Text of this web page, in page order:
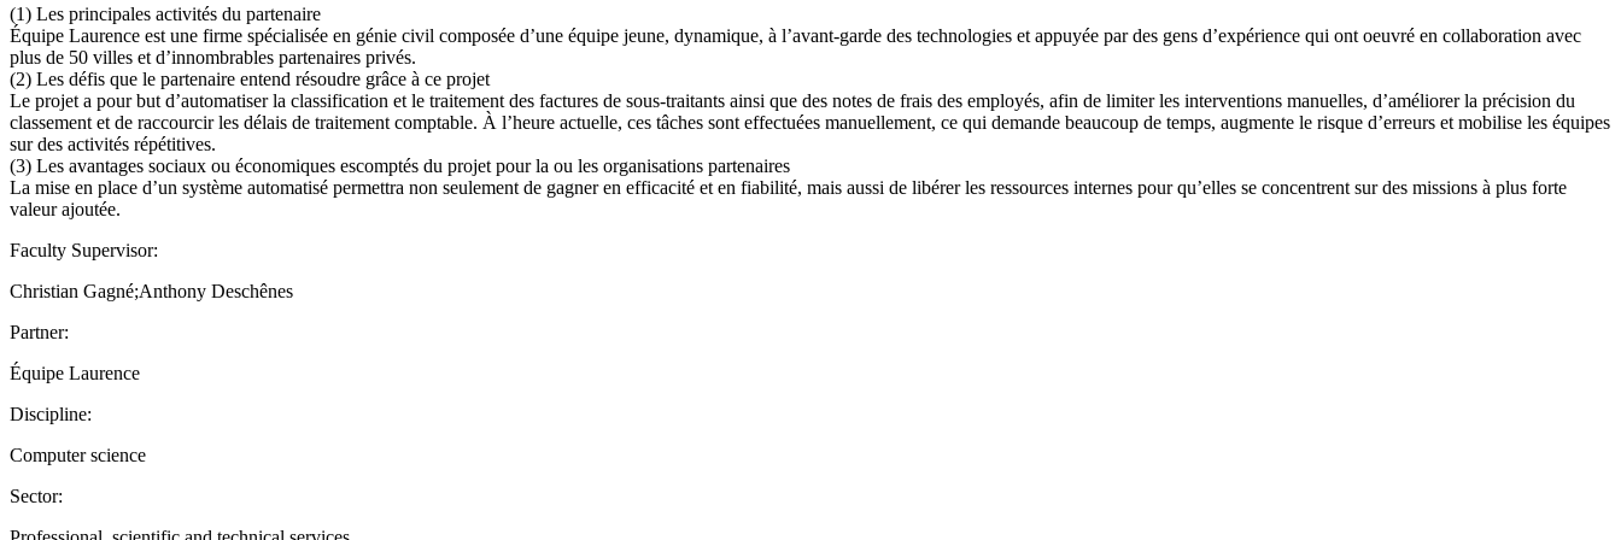
(1) Les principales activités du partenaire
Équipe Laurence est une firme spécialisée en génie civil composée d’une équipe jeune, dynamique, à l’avant-garde des technologies et appuyée par des gens d’expérience qui ont oeuvré en collaboration avec
plus de 50 villes et d’innombrables partenaires privés.
(2) Les défis que le partenaire entend résoudre grâce à ce projet
Le projet a pour but d’automatiser la classification et le traitement des factures de sous-traitants ainsi que des notes de frais des employés, afin de limiter les interventions manuelles, d’améliorer la précision du
classement et de raccourcir les délais de traitement comptable. À l’heure actuelle, ces tâches sont effectuées manuellement, ce qui demande beaucoup de temps, augmente le risque d’erreurs et mobilise les équipes
sur des activités répétitives.
(3) Les avantages sociaux ou économiques escomptés du projet pour la ou les organisations partenaires
La mise en place d’un système automatisé permettra non seulement de gagner en efficacité et en fiabilité, mais aussi de libérer les ressources internes pour qu’elles se concentrent sur des missions à plus forte
valeur ajoutée.
Faculty Supervisor:
Christian Gagné;Anthony Deschênes
Partner:
Équipe Laurence
Discipline:
Computer science
Sector: